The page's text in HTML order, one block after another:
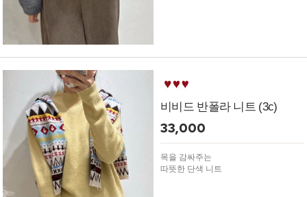
비비드 반폴라 니트 (3c)
33,000
목을 감싸주는
따뜻한 단색 니트